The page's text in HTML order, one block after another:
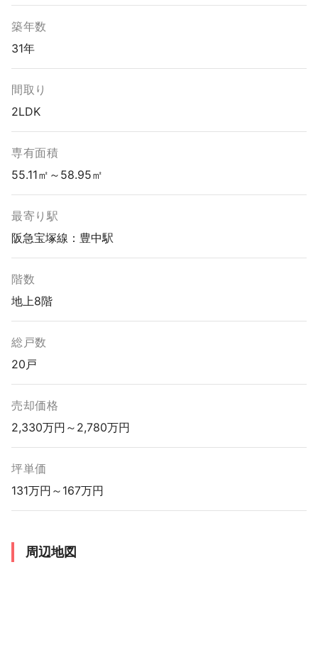
築年数
31年
間取り
2LDK
専有面積
55.11㎡～58.95㎡
最寄り駅
阪急宝塚線：豊中駅
階数
地上8階
総戸数
20戸
売却価格
2,330万円～2,780万円
坪単価
131万円～167万円
周辺地図